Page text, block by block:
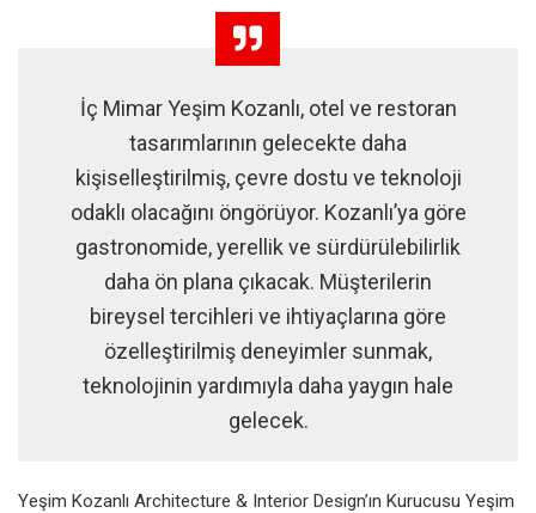
İç Mimar Yeşim Kozanlı, otel ve restoran
tasarımlarının gelecekte daha
kişiselleştirilmiş, çevre dostu ve teknoloji
odaklı olacağını öngörüyor. Kozanlı’ya göre
gastronomide, yerellik ve sürdürülebilirlik
daha ön plana çıkacak. Müşterilerin
bireysel tercihleri ve ihtiyaçlarına göre
özelleştirilmiş deneyimler sunmak,
teknolojinin yardımıyla daha yaygın hale
gelecek.
Yeşim Kozanlı Architecture & Interior Design’ın Kurucusu Yeşim